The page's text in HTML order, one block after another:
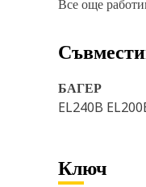
Все още
БАГЕР
EL240B
Ключ